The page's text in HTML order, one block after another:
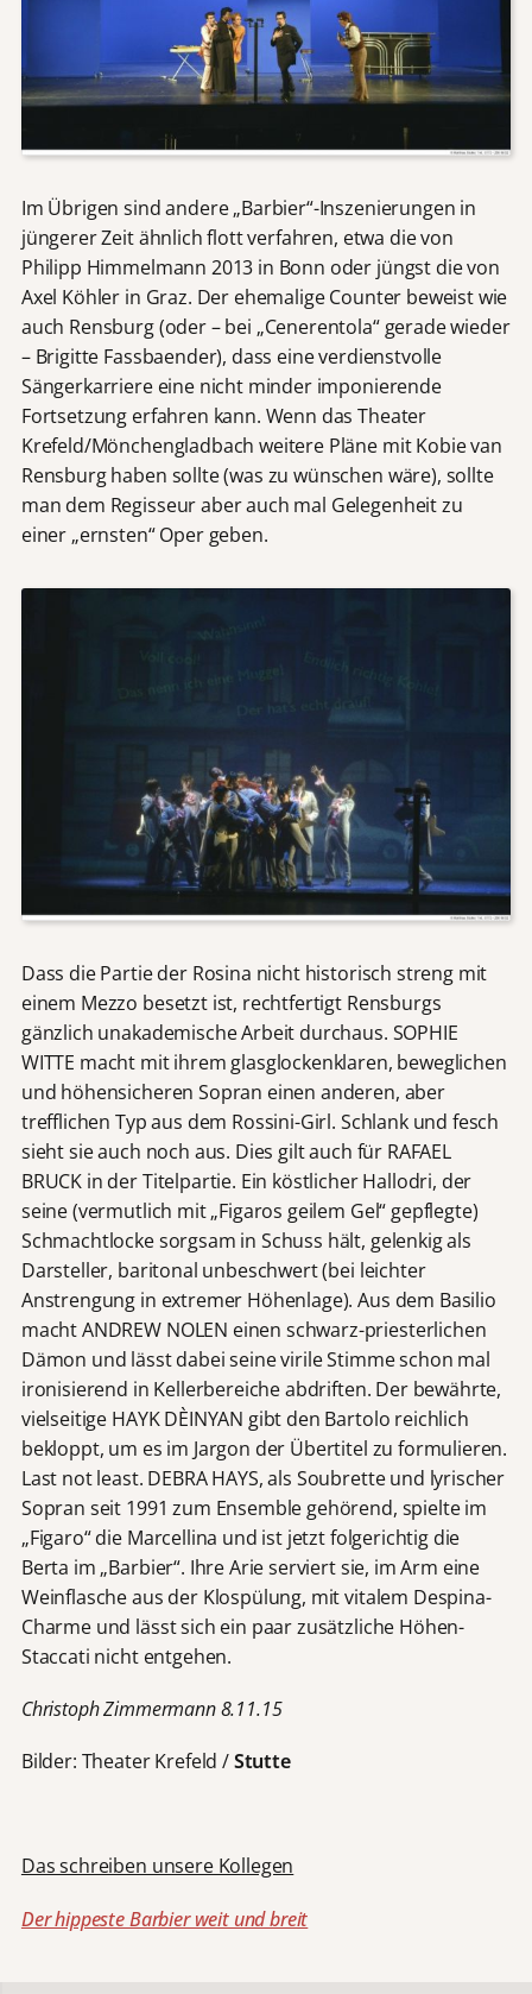
Im Übrigen sind andere „Barbier“-Inszenierungen in
jüngerer Zeit ähnlich flott verfahren, etwa die von
Philipp Himmelmann 2013 in Bonn oder jüngst die von
Axel Köhler in Graz. Der ehemalige Counter beweist wie
auch Rensburg (oder – bei „Cenerentola“ gerade wieder
– Brigitte Fassbaender), dass eine verdienstvolle
Sängerkarriere eine nicht minder imponierende
Fortsetzung erfahren kann. Wenn das Theater
Krefeld/Mönchengladbach weitere Pläne mit Kobie van
Rensburg haben sollte (was zu wünschen wäre), sollte
man dem Regisseur aber auch mal Gelegenheit zu
einer „ernsten“ Oper geben.
Dass die Partie der Rosina nicht historisch streng mit
einem Mezzo besetzt ist, rechtfertigt Rensburgs
gänzlich unakademische Arbeit durchaus. SOPHIE
WITTE macht mit ihrem glasglockenklaren, beweglichen
und höhensicheren Sopran einen anderen, aber
trefflichen Typ aus dem Rossini-Girl. Schlank und fesch
sieht sie auch noch aus. Dies gilt auch für RAFAEL
BRUCK in der Titelpartie. Ein köstlicher Hallodri, der
seine (vermutlich mit „Figaros geilem Gel“ gepflegte)
Schmachtlocke sorgsam in Schuss hält, gelenkig als
Darsteller, baritonal unbeschwert (bei leichter
Anstrengung in extremer Höhenlage). Aus dem Basilio
macht ANDREW NOLEN einen schwarz-priesterlichen
Dämon und lässt dabei seine virile Stimme schon mal
ironisierend in Kellerbereiche abdriften. Der bewährte,
vielseitige HAYK DÈINYAN gibt den Bartolo reichlich
bekloppt, um es im Jargon der Übertitel zu formulieren.
Last not least. DEBRA HAYS, als Soubrette und lyrischer
Sopran seit 1991 zum Ensemble gehörend, spielte im
„Figaro“ die Marcellina und ist jetzt folgerichtig die
Berta im „Barbier“. Ihre Arie serviert sie, im Arm eine
Weinflasche aus der Klospülung, mit vitalem Despina-
Charme und lässt sich ein paar zusätzliche Höhen-
Staccati nicht entgehen.
Christoph Zimmermann 8.11.15
Bilder: Theater Krefeld /Stutte
Das schreiben unsere Kollegen
Der hippeste Barbier weit und breit